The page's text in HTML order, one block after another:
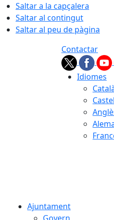
Saltar a la capçalera
Saltar al contingut
Saltar al peu de pàgina
Contactar
Idiomes
Ajuntament